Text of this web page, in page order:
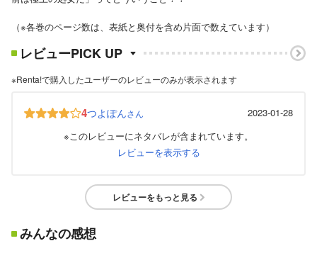
（※各巻のページ数は、表紙と奥付を含め片面で数えています）
レビューPICK UP
※Renta!で購入したユーザーのレビューのみが表示されます
4つよぽんさん
2023-01-28
※このレビューにネタバレが含まれています。
レビューを表示する
レビューをもっと見る
みんなの感想